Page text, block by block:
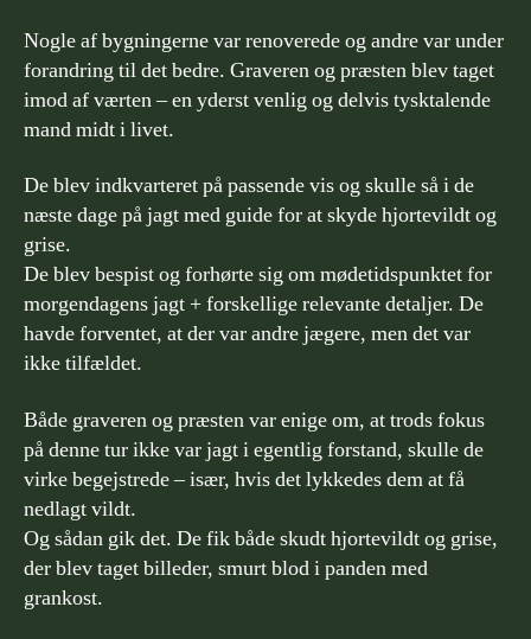
Nogle af bygningerne var renoverede og andre var under
forandring til det bedre. Graveren og præsten blev taget
imod af værten – en yderst venlig og delvis tysktalende
mand midt i livet.
De blev indkvarteret på passende vis og skulle så i de
næste dage på jagt med guide for at skyde hjortevildt og
grise.
De blev bespist og forhørte sig om mødetidspunktet for
morgendagens jagt + forskellige relevante detaljer. De
havde forventet, at der var andre jægere, men det var
ikke tilfældet.
Både graveren og præsten var enige om, at trods fokus
på denne tur ikke var jagt i egentlig forstand, skulle de
virke begejstrede – især, hvis det lykkedes dem at få
nedlagt vildt.
Og sådan gik det. De fik både skudt hjortevildt og grise,
der blev taget billeder, smurt blod i panden med
grankost.